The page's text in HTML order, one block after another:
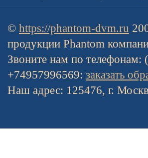
© https://phantom-dvm.ru
продукции Phantom
Звоните нам по
+74957996569: заказать
Наш адрес: 125476, г.